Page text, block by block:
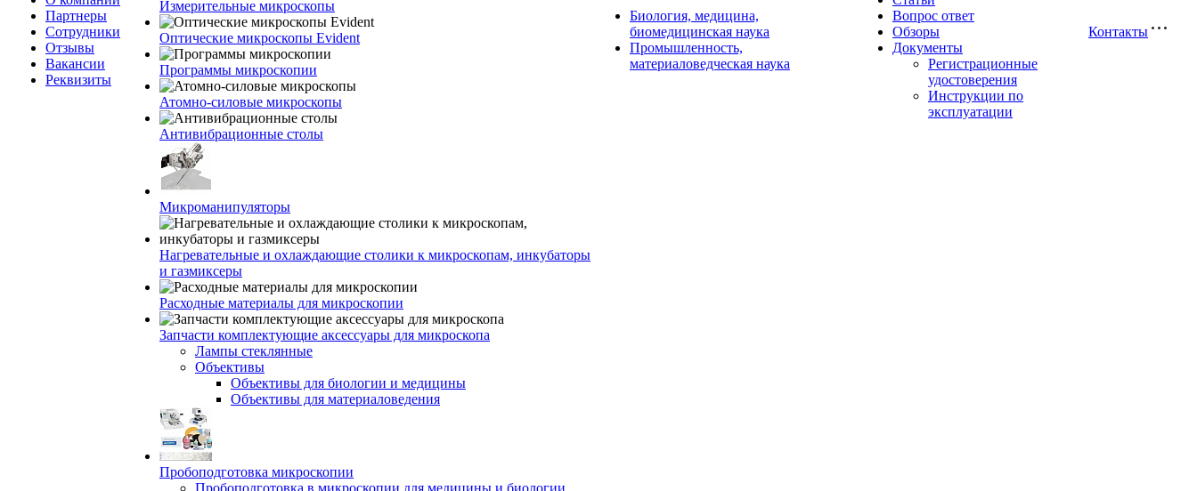
Партнеры
Сотрудники
Отзывы
Вакансии
Реквизиты
Измерительные микроскопы
Оптические микроскопы Evident
Программы микроскопии
Атомно-силовые микроскопы
Антивибрационные столы
Микроманипуляторы
Нагревательные и охлаждающие столики к микроскопам, инкубаторы
и газмиксеры
Расходные материалы для микроскопии
Запчасти комплектующие аксессуары для микроскопа
Лампы стеклянные
Объективы
Объективы для биологии и медицины
Объективы для материаловедения
Пробоподготовка микроскопии
Пробоподготовка в микроскопии для медицины и биологии
Биология, медицина,
биомедицинская наука
Промышленность,
материаловедческая наука
Вопрос ответ
Обзоры
Документы
Регистрационные
удостоверения
Инструкции по
эксплуатации
Контакты